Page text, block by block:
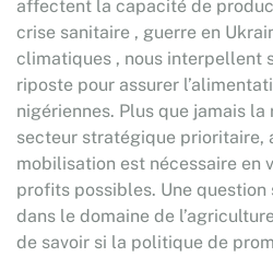
affectent la capacité de
crise sanitaire , guerre en
climatiques , nous interpellent
riposte pour assurer
nigériennes. Plus que jamais
secteur stratégique prioritaire,
mobilisation est nécessaire en
profits possibles. Une
dans le domaine de
de savoir si la politique de